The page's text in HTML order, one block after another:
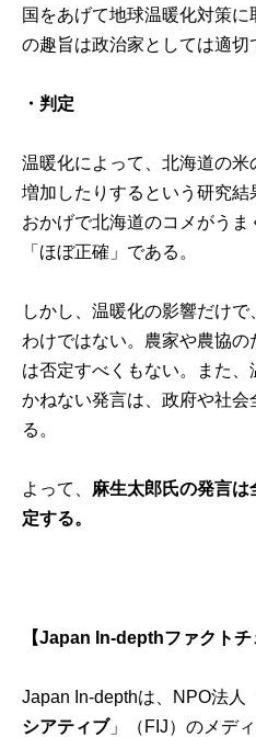
国をあげて地球温暖化対策
の趣旨は政治家としては適切
・判定
温暖化によって、北海道の
増加したりするという研究
おかげで北海道のコメがう
「ほぼ正確」である。
しかし、温暖化の影響だけ
わけではない。農家や農協
は否定すべくもない。また、
かねない発言は、政府や社
る。
よって、 麻生太郎氏の発言は
定する。
【Japan In-depthファクトチ
Japan In-depthは、NPO法人「
シアティブ」（FIJ）のメデ